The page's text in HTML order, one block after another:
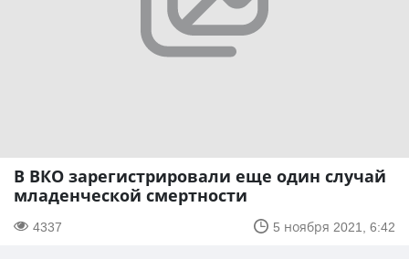
В ВКО зарегистрировали еще один случай
младенческой смертности
4337 5 ноября 2021, 6:42